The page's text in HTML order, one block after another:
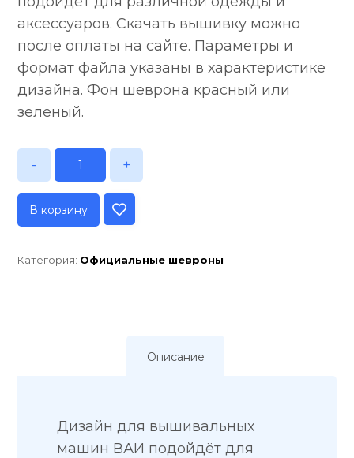
аксессуаров. Скачать вышивку можно
после оплаты на сайте. Параметры и
формат файла указаны в характеристике
дизайна. Фон шеврона красный или
зеленый.
- +
В корзину
Категория: Официальные шевроны
Описание
Дизайн для вышивальных
машин ВАИ подойдёт для